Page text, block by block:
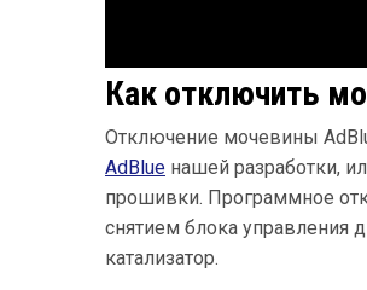
Как отключить
Отключение мочевины
AdBlue нашей разработки,
прошивки. Программное
снятием блока управления
катализатор.